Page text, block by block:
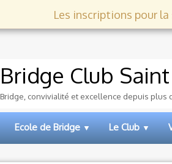
Les inscriptions pour la
Bridge Club
Bridge, convivialité et excellence depuis plus
Ecole de Bridge ▼ Le Club ▼